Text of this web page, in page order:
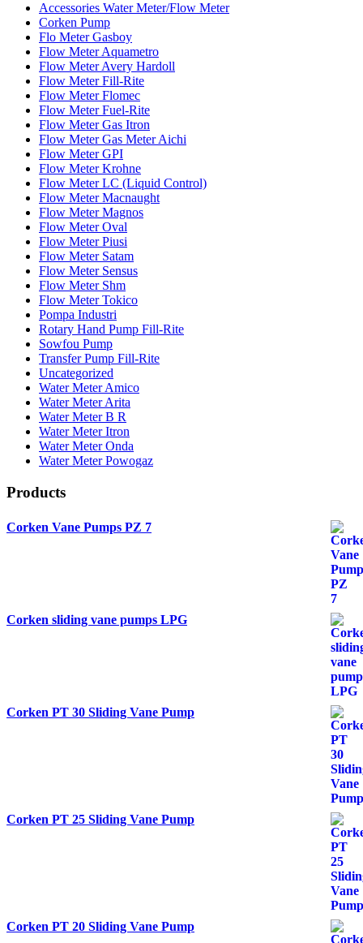
Accessories Water Meter/Flow Meter
Corken Pump
Flo Meter Gasboy
Flow Meter Aquametro
Flow Meter Avery Hardoll
Flow Meter Fill-Rite
Flow Meter Flomec
Flow Meter Fuel-Rite
Flow Meter Gas Itron
Flow Meter Gas Meter Aichi
Flow Meter GPI
Flow Meter Krohne
Flow Meter LC (Liquid Control)
Flow Meter Macnaught
Flow Meter Magnos
Flow Meter Oval
Flow Meter Piusi
Flow Meter Satam
Flow Meter Sensus
Flow Meter Shm
Flow Meter Tokico
Pompa Industri
Rotary Hand Pump Fill-Rite
Sowfou Pump
Transfer Pump Fill-Rite
Uncategorized
Water Meter Amico
Water Meter Arita
Water Meter B R
Water Meter Itron
Water Meter Onda
Water Meter Powogaz
Products
Corken Vane Pumps PZ 7
Corken sliding vane pumps LPG
Corken PT 30 Sliding Vane Pump
Corken PT 25 Sliding Vane Pump
Corken PT 20 Sliding Vane Pump